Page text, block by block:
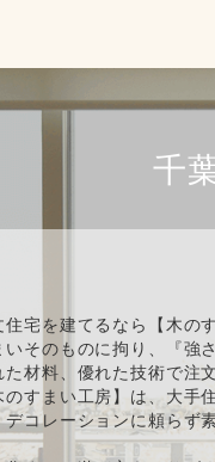
千
宅を建てるなら【木の
いそのものに拘り、『強
た材料、優れた技術で注
のすまい工房】は、大手
デコレーションに頼らず